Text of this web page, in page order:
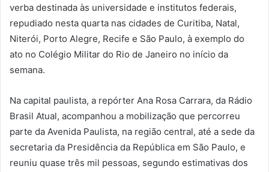
verba destinada às universidade e institutos federais,
repudiado nesta quarta nas cidades de Curitiba, Natal,
Niterói, Porto Alegre, Recife e São Paulo, à exemplo do
ato no Colégio Militar do Rio de Janeiro no início da
semana.
Na capital paulista, a repórter Ana Rosa Carrara, da Rádio
Brasil Atual, acompanhou a mobilização que percorreu
parte da Avenida Paulista, na região central, até a sede da
secretaria da Presidência da República em São Paulo, e
reuniu quase três mil pessoas, segundo estimativas dos